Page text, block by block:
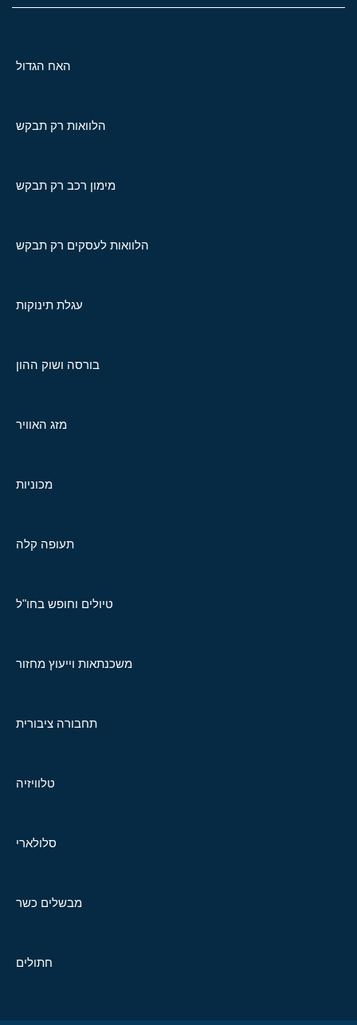
האח הגדול
הלוואות רק תבקש
מימון רכב רק תבקש
הלוואות לעסקים רק תבקש
עגלת תינוקות
בורסה ושוק ההון
מזג האוויר
מכוניות
תעופה קלה
טיולים וחופש בחו"ל
משכנתאות וייעוץ מחזור
תחבורה ציבורית
טלוויזיה
סלולארי
מבשלים כשר
חתולים